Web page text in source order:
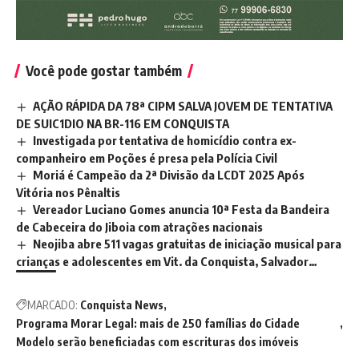
Você pode gostar também
AÇÃO RÁPIDA DA 78ª CIPM SALVA JOVEM DE TENTATIVA
DE SUIC1DIO NA BR-116 EM CONQUISTA
Investigada por tentativa de homicídio contra ex-
companheiro em Poções é presa pela Polícia Civil
Moriá é Campeão da 2ª Divisão da LCDT 2025 Após
Vitória nos Pênaltis
Vereador Luciano Gomes anuncia 10ª Festa da Bandeira
de Cabeceira do Jiboia com atrações nacionais
Neojiba abre 511 vagas gratuitas de iniciação musical para
crianças e adolescentes em Vit. da Conquista, Salvador…
MARCADO: Conquista News
Programa Morar Legal: mais de 250 famílias do Cidade
Modelo serão beneficiadas com escrituras dos imóveis